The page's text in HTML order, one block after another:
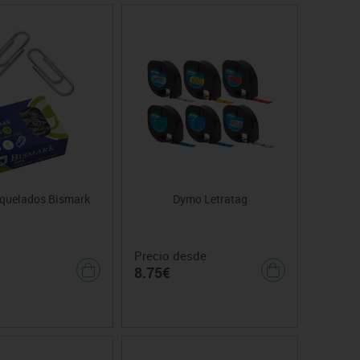
Bismark Dymo Letratag
Precio desde
8.75€